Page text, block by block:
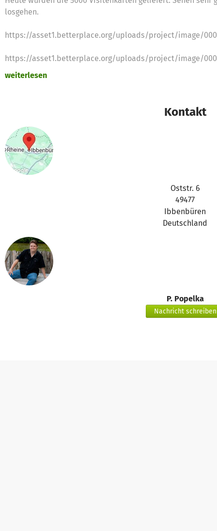
losgehen.
https://asset1.betterplace.org/uploads/project/image/
https://asset1.betterplace.org/uploads/project/image/
weiterlesen
Kontakt
Oststr. 6
49477
Ibbenbüren
Deutschland
P. Popelka
Nachricht schreiben